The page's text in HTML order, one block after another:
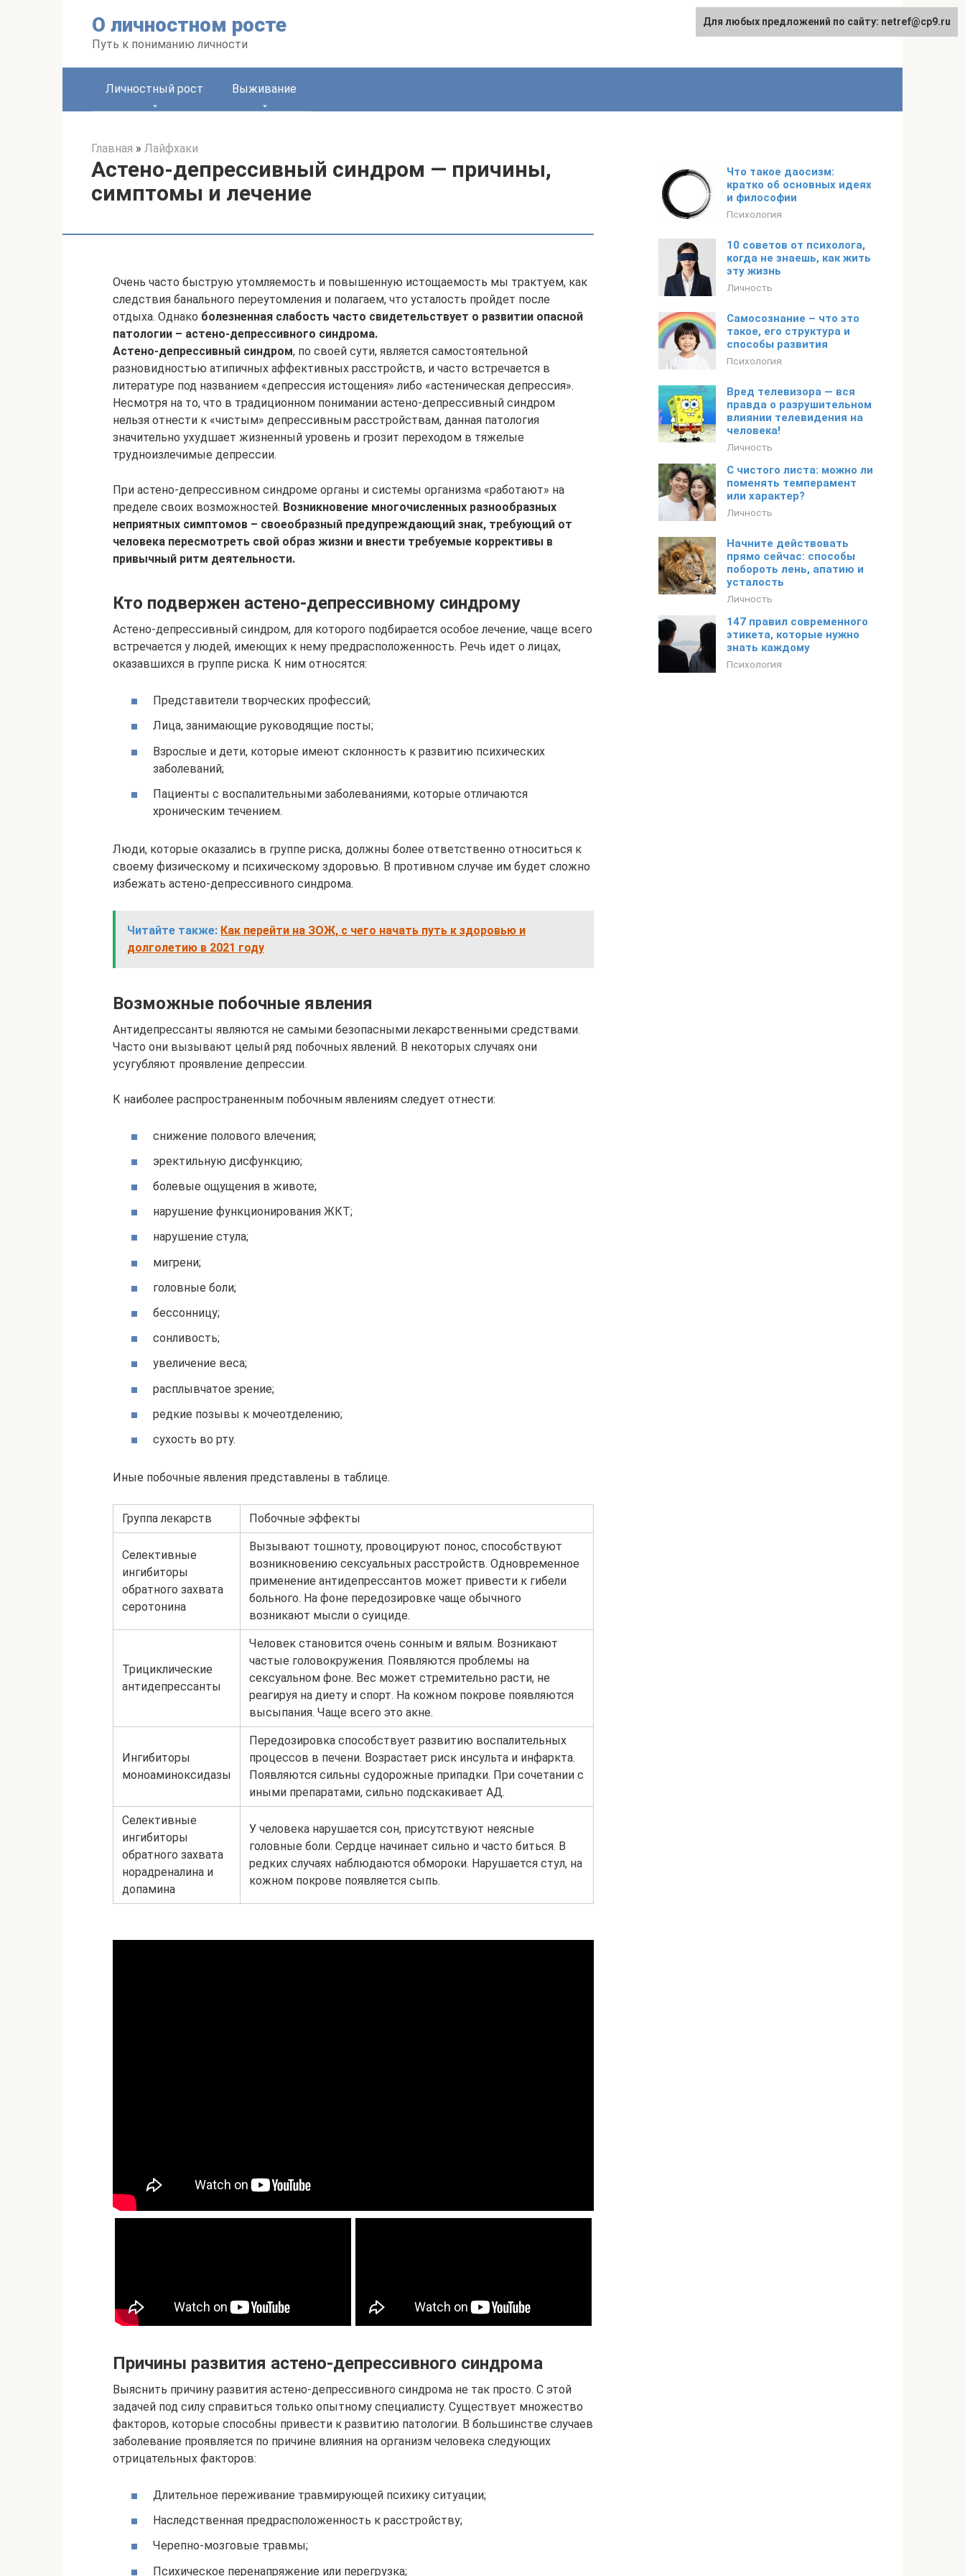
О личностном росте
Путь к пониманию личности
Личностный рост Выживание
Главная » Лайфхаки
Астено-депрессивный синдром — причины,
симптомы и лечение
Очень часто быструю утомляемость и повышенную истощаемость мы трактуем, как
следствия банального переутомления и полагаем, что усталость пройдет после
отдыха. Однако болезненная слабость часто свидетельствует о развитии опасной
патологии – астено-депрессивного синдрома.
Астено-депрессивный синдром, по своей сути, является самостоятельной
разновидностью атипичных аффективных расстройств, и часто встречается в
литературе под названием «депрессия истощения» либо «астеническая депрессия».
Несмотря на то, что в традиционном понимании астено-депрессивный синдром
нельзя отнести к «чистым» депрессивным расстройствам, данная патология
значительно ухудшает жизненный уровень и грозит переходом в тяжелые
трудноизлечимые депрессии.
При астено-депрессивном синдроме органы и системы организма «работают» на
пределе своих возможностей. Возникновение многочисленных разнообразных
неприятных симптомов – своеобразный предупреждающий знак, требующий от
человека пересмотреть свой образ жизни и внести требуемые коррективы в
привычный ритм деятельности.
Кто подвержен астено-депрессивному синдрому
Астено-депрессивный синдром, для которого подбирается особое лечение, чаще всего
встречается у людей, имеющих к нему предрасположенность. Речь идет о лицах,
оказавшихся в группе риска. К ним относятся:
Представители творческих профессий;
Лица, занимающие руководящие посты;
Взрослые и дети, которые имеют склонность к развитию психических
заболеваний;
Пациенты с воспалительными заболеваниями, которые отличаются
хроническим течением.
Люди, которые оказались в группе риска, должны более ответственно относиться к
своему физическому и психическому здоровью. В противном случае им будет сложно
избежать астено-депрессивного синдрома.
Читайте также: Как перейти на ЗОЖ, с чего начать путь к здоровью и
долголетию в 2021 году
Возможные побочные явления
Антидепрессанты являются не самыми безопасными лекарственными средствами.
Часто они вызывают целый ряд побочных явлений. В некоторых случаях они
усугубляют проявление депрессии.
К наиболее распространенным побочным явлениям следует отнести:
снижение полового влечения;
эректильную дисфункцию;
болевые ощущения в животе;
нарушение функционирования ЖКТ;
нарушение стула;
мигрени;
головные боли;
бессонницу;
сонливость;
увеличение веса;
расплывчатое зрение;
редкие позывы к мочеотделению;
сухость во рту.
Иные побочные явления представлены в таблице.
Группа лекарств Побочные эффекты
Селективные
ингибиторы
обратного захвата
серотонина
Вызывают тошноту, провоцируют понос, способствуют
возникновению сексуальных расстройств. Одновременное
применение антидепрессантов может привести к гибели
больного. На фоне передозировке чаще обычного
возникают мысли о суициде.
Трициклические
антидепрессанты
Человек становится очень сонным и вялым. Возникают
частые головокружения. Появляются проблемы на
сексуальном фоне. Вес может стремительно расти, не
реагируя на диету и спорт. На кожном покрове появляются
высыпания. Чаще всего это акне.
Ингибиторы
моноаминоксидазы
Передозировка способствует развитию воспалительных
процессов в печени. Возрастает риск инсульта и инфаркта.
Появляются сильны судорожные припадки. При сочетании с
иными препаратами, сильно подскакивает АД.
Селективные
ингибиторы
обратного захвата
норадреналина и
допамина
У человека нарушается сон, присутствуют неясные
головные боли. Сердце начинает сильно и часто биться. В
редких случаях наблюдаются обмороки. Нарушается стул, на
кожном покрове появляется сыпь.
Причины развития астено-депрессивного синдрома
Выяснить причину развития астено-депрессивного синдрома не так просто. С этой
задачей под силу справиться только опытному специалисту. Существует множество
факторов, которые способны привести к развитию патологии. В большинстве случаев
заболевание проявляется по причине влияния на организм человека следующих
отрицательных факторов:
Длительное переживание травмирующей психику ситуации;
Наследственная предрасположенность к расстройству;
Черепно-мозговые травмы;
Психическое перенапряжение или перегрузка;
Что такое даосизм:
кратко об основных идеях
и философии
Психология
10 советов от психолога,
когда не знаешь, как жить
эту жизнь
Личность
Самосознание – что это
такое, его структура и
способы развития
Психология
Вред телевизора — вся
правда о разрушительном
влиянии телевидения на
человека!
Личность
С чистого листа: можно ли
поменять темперамент
или характер?
Личность
Начните действовать
прямо сейчас: способы
побороть лень, апатию и
усталость
Личность
147 правил современного
этикета, которые нужно
знать каждому
Психология
Для любых предложений по сайту: netref@cp9.ru